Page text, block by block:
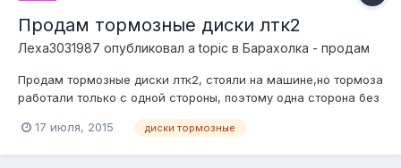
Продам тормозные диски лтк2
Леха3031987 опубликовал a topic в Барахолка - продам
Продам тормозные диски лтк2, стояли на машине,но тормоза
работали только с одной стороны, поэтому одна сторона без
цена договорная
17 июля, 2015 диски тормозные